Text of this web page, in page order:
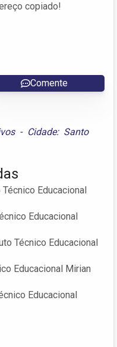
copiado!
Comente
- Cidade: Santo
Educacional
Educacional
Técnico Educacional
Educacional Mirian
Educacional